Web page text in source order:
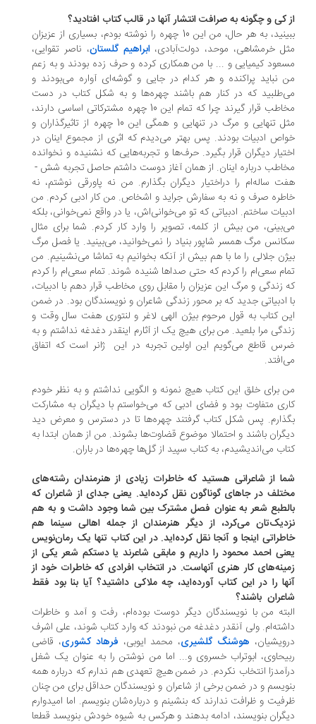
کی و چگونه به صرافت انتشار آنها در قالب کتاب افتادید؟
ببینید، به هر حال، من این 10 چهره را نوشته بودم، بسیاری از عزیزان
خرمشاهی، موحد، دولت‌آبادی،ابراهیم گلستان، ناصر تقوایی،
کیمیایی و ... با من همکاری کرده و حرف زده بودند و به زعم
نباید پراکنده و هر کدام در جایی و گوشه‌ای آواره می‌بودند و
که در کنار هم باشند چهره‌ها و به شکل کتاب در دست
مخاطب قرار گیرند چرا که تمام این 10 چهره مشترکاتی اساسی دارند،
مثل تنهایی و مرگ در تنهایی و همگی این 10 چهره از تاثیرگذاران و
ادبیات بودند. پس بهتر می‌دیدم که اثری از مجموع اینان در
دیگران قرار بگیرد. حرف‌ها و تجربه‌هایی که نشنیده و نخوانده
درباره اینان. از همان آغاز دوست داشتم حاصل تجربه شش -
ساله‌ام را دراختیار دیگران بگذارم. من نه پاورقی نوشتم، نه
صرف و نه به سفارش جراید و اشخاص. من کار ادبی کردم. من
ساختم. ادبیاتی که تو می‌خوانی‌اش، یا در واقع نمی‌خوانی، بلکه
من بیش از کلمه، تصویر را وارد کار کردم. شما برای مثال
مرگ همسر شاپور بنیاد را نمی‌خوانید، می‌بینید. یا فصل مرگ
جلالی را ما با هم بیش از آنکه بخوانیم به تماشا می‌نشینیم. من
سعی‌ام را کردم که حتی صداها شنیده شوند. تمام سعی‌ام را کردم
زندگی و مرگ این عزیزان را مقابل روی مخاطب قرار دهم با ادبیات،
ادبیاتی جدید که بر محور زندگی شاعران و نویسندگان بود. در ضمن
کتاب به قول مرحوم بیژن الهی لاغر و لنتوری هفت سال وقت و
مرا بلعید. من برای هیچ‌ یک از آثارم اینقدر دغدغه نداشتم و به
قاطع می‌گویم این اولین تجربه در این ژانر است که اتفاق
برای خلق این کتاب هیچ نمونه و الگویی نداشتم و به نظر خودم
متفاوت بود و فضای ادبی که می‌خواستم با دیگران به مشارکت
پس شکل کتاب گرفتند چهره‌ها تا در دسترس و معرض دید
باشند و احتمالا موضوع قضاوت‌ها بشوند. من از همان ابتدا به
می‌اندیشیدم، به کتاب سپید از گل‌ها چهره‌ها در باران.
از شاعرانی هستید که خاطرات زیادی از هنرمندان رشته‌های
در جاهای گوناگون نقل کرده‌اید. یعنی جدای از شاعران که
شعر به عنوان فصل مشترک بین شما وجود داشت و به هم
می‌کرد، از دیگر هنرمندان از جمله اهالی سینما هم
اینجا و آنجا نقل کرده‌اید. در این کتاب تنها یک رمان‌نویس
احمد محمود را داریم و مابقی شاعرند یا دستکم شعر یکی از
کار هنری آنهاست. در انتخاب افرادی که خاطرات خود از
را در این کتاب آورده‌اید، چه ملاکی داشتید؟ آیا بنا بود فقط
باشند؟
من با نویسندگان دیگر دوست بوده‌ام، رفت و آمد و خاطرات
ولی آنقدر دغدغه‌ من نبودند که وارد کتاب شوند، علی اشرف
هوشنگ گلشیری، محمد ایوبی،فرهاد کشوری، قاضی
ابوتراب خسروی و... اما من نوشتن را به عنوان یک شغل
انتخاب نکردم. در ضمن هیچ تعهدی هم ندارم که درباره همه
و در ضمن برخی از شاعران و نویسندگان حداقل برای من چنان
و ظرافت ندارند که بنشینم و درباره‌شان بنویسم. اما امیدوارم
بنویسند، ادامه بدهند و هرکس به شیوه خودش بنویسد قطعا